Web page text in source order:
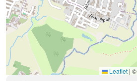
Leaflet | ©